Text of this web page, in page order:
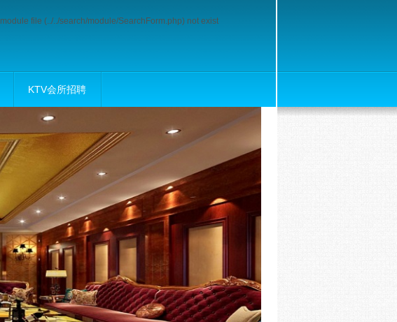
module file (../../search/module/SearchForm.php) not exist
KTV会所招聘